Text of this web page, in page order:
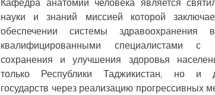
Кафедра анатомии человека является
науки и знаний миссией которой
обеспечении системы здравоохранения
квалифицированными специалистами с
сохранения и улучшения здоровья
только Республики Таджикистан, но и
государств через реализацию прогрессивных